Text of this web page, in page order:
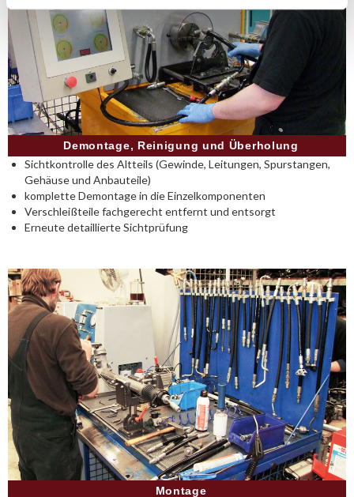
Demontage, Reinigung und Überholung
Sichtkontrolle des Altteils (Gewinde, Leitungen, Spurstangen,
Gehäuse und Anbauteile)
komplette Demontage in die Einzelkomponenten
Verschleißteile fachgerecht entfernt und entsorgt
Erneute detaillierte Sichtprüfung
Montage